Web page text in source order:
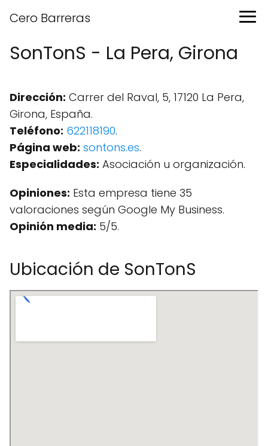
Cero Barreras
SonTonS - La Pera, Girona
Dirección: Carrer del Raval, 5, 17120 La Pera,
Girona, España.
Teléfono: 622118190.
Página web: sontons.es.
Especialidades: Asociación u organización.
Opiniones: Esta empresa tiene 35
valoraciones según Google My Business.
Opinión media: 5/5.
Ubicación de SonTonS